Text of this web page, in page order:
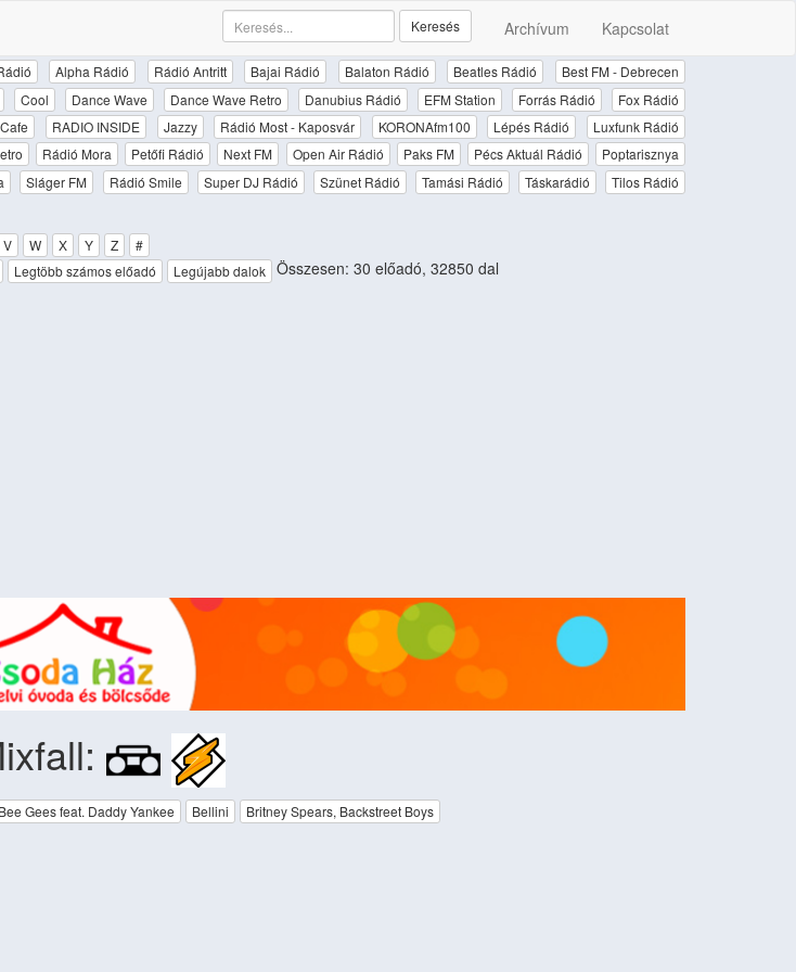
Archívum Kapcsolat
Keresés
Alpha Rádió Rádió Antritt Bajai Rádió Balaton Rádió Beatles Rádió
Best FM - Debrecen
Cool Dance Wave Dance Wave Retro Danubius Rádió EFM Station Forrás Rádió
Fox Rádió
RADIO INSIDE Jazzy Rádió Most - Kaposvár KORONAfm100 Lépés Rádió
Luxfunk Rádió
Rádió Mora Petőfi Rádió Next FM Open Air Rádió Paks FM Pécs Aktuál Rádió
Poptarisznya
Sláger FM Rádió Smile Super DJ Rádió Szünet Rádió Tamási Rádió Táskarádió
Tilos Rádió
V W X Y Z
#
Legtöbb számos előadó Legújabb dalok Összesen: 30 előadó, 32850 dal
Bee Gees feat. Daddy Yankee Bellini Britney Spears, Backstreet Boys